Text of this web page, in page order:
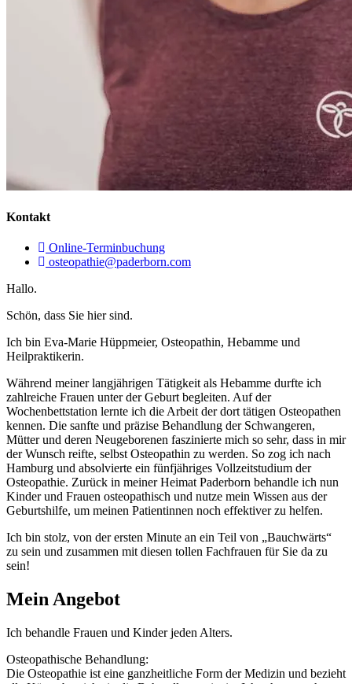
Kontakt
Online-Terminbuchung
osteopathie@paderborn.com
Hallo.
Schön, dass Sie hier sind.
Ich bin Eva-Marie Hüppmeier, Osteopathin, Hebamme und
Heilpraktikerin.
Während meiner langjährigen Tätigkeit als Hebamme durfte ich
zahlreiche Frauen unter der Geburt begleiten. Auf der
Wochenbettstation lernte ich die Arbeit der dort tätigen Osteopathen
kennen. Die sanfte und präzise Behandlung der Schwangeren,
Mütter und deren Neugeborenen faszinierte mich so sehr, dass in mir
der Wunsch reifte, selbst Osteopathin zu werden. So zog ich nach
Hamburg und absolvierte ein fünfjähriges Vollzeitstudium der
Osteopathie. Zurück in meiner Heimat Paderborn behandle ich nun
Kinder und Frauen osteopathisch und nutze mein Wissen aus der
Geburtshilfe, um meinen Patientinnen noch effektiver zu helfen.
Ich bin stolz, von der ersten Minute an ein Teil von „Bauchwärts“
zu sein und zusammen mit diesen tollen Fachfrauen für Sie da zu
sein!
Mein Angebot
Ich behandle Frauen und Kinder jeden Alters.
Osteopathische Behandlung:
Die Osteopathie ist eine ganzheitliche Form der Medizin und bezieht